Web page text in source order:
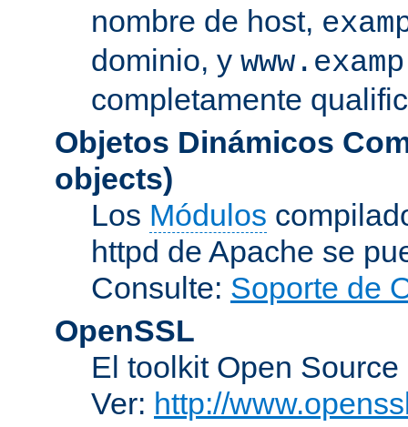
nombre de host,
dominio, y
completamente
Objetos Dinámicos
objects)
Los Módulos
httpd de Apache se
Consulte: Soporte de
OpenSSL
El toolkit Open
Ver: http://